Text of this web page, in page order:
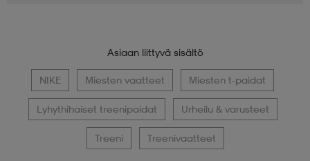
Asiaan liittyvä sisältö
NIKE Miesten vaatteet Miesten t-paidat
Lyhythihaiset treenipaidat Urheilu & varusteet
Treeni Treenivaatteet